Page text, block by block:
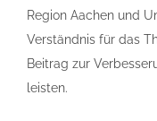
Region Aachen und
Verständnis für das
Beitrag zur
leisten.